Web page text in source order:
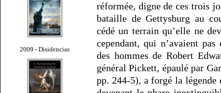
2009 - Disidencias
réformée, digne de ces trois
bataille de Gettysburg au
cédé un terrain qu’elle ne
cependant, qui n’avaient
des hommes de Robert
général Pickett, épaulé par
pp. 244-5), a forgé la légende